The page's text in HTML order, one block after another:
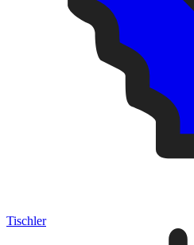
Tischler